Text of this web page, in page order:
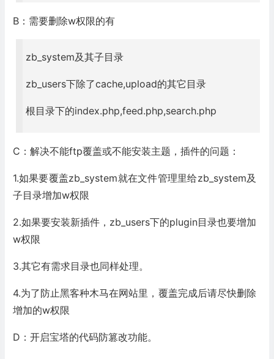
B：需要删除w权限的有
zb_system及其子目录
zb_users下除了cache,upload的其它目录
根目录下的index.php,feed.php,search.php
C：解决不能ftp覆盖或不能安装主题，插件的问题：
1.如果要覆盖zb_system就在文件管理里给zb_system及
子目录增加w权限
2.如果要安装新插件，zb_users下的plugin目录也要增加
w权限
3.其它有需求目录也同样处理。
4.为了防止黑客种木马在网站里，覆盖完成后请尽快删除
增加的w权限
D：开启宝塔的代码防篡改功能。